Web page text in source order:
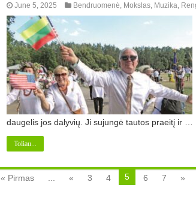
June 5, 2025 Bendruomenė Mokslas, Muzika
daugelis jos dalyvių. Ji sujungė tautos praeitį ir …
Toliau...
« Pirmas « 3 4 5 6 7 »